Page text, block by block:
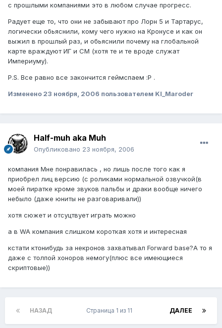
с прошлыми компаниями это в любом случае прогресс.
Радует еще то, что они не забывают про Лорн 5 и Тартарус,
логически обьяснили, кому чего нужно на Кронусе и как он
выжил в прошлый раз, и обьяснили почему на глобальной
карте враждуют ИГ и СМ (хотя те и те вроде служат
Империуму).
P.S. Все равно все закончится геймспаем :P .
Изменено 23 ноября, 2006 пользователем KI_Maroder
Half-muh aka Muh
Опубликовано 23 ноября, 2006
компания Мне понравилась , но лишь после того как я
приобрел лиц версию (с роликами нормальной озвучкой(в
моей пиратке кроме звуков пальбы и драки вообще ничего
небыло (даже юниты не разговаривали))
хотя сюжет и отсуцтвует играть можно
а в WA компания слишком короткая хотя и интересная
кстати ктонибудь за некронов захватывал Forward base?А то я
даже с толпой хоноров немогу(плюс все имеющиеся
скриптовые))
НАЗАД ДАЛЕЕ
Страница 1 из 11